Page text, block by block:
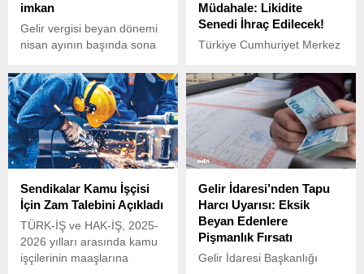
imkan
Gelir vergisi beyan dönemi
nisan ayının başında sona
artış kazancı gibi gelirlerini
beyan etmeyen yüz binlerce
mükellef tespit edildi. Gelir
vergisini beyan
etmeyenlerin pişmanlık
bildirimi yapabileceği
Müdahale: Likidite
Senedi İhraç Edilecek!
Türkiye Cumhuriyet Merkez
piyasadaki fazla likiditeyi
kontrol altına almak
amacıyla yeni bir önlem
aldı.
Sendikalar Kamu İşçisi
İçin Zam Talebini Açıkladı
TÜRK-İŞ ve HAK-İŞ, 2025-
2026 yılları arasında kamu
işçilerinin maaşlarına
Gelir İdaresi’nden Tapu
Harcı Uyarısı: Eksik
Beyan Edenlere
Pişmanlık Fırsatı
Gelir İdaresi Başkanlığı